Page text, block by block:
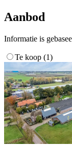
Makelaarshuys
geschakeld
Een vast
Dat zorgt voor
Ook buiten
Agrarisch
hoog
beste
Aanbod
Informatie is
Te koop (1)